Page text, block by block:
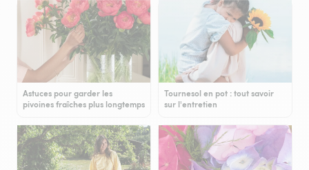
Astuces pour garder les
pivoines fraîches plus longtemps
Tournesol en pot : tout savoir
sur l'entretien